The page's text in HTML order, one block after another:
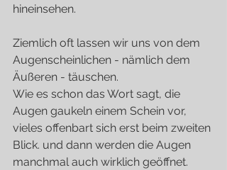
hineinsehen.
Ziemlich oft lassen wir uns von dem
Augenscheinlichen - nämlich dem
Äußeren - täuschen.
Wie es schon das Wort sagt, die
Augen gaukeln einem Schein vor,
vieles offenbart sich erst beim zweiten
Blick. und dann werden die Augen
manchmal auch wirklich geöffnet.